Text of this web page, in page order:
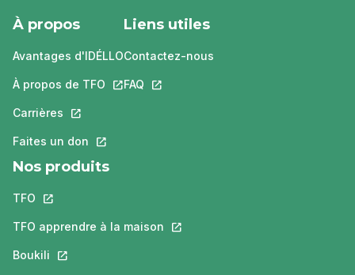
À propos
Avantages d'IDÉLLO
À propos de TFO Ce lien s'ouvrira dans un nouvel onglet.
Carrières Ce lien s'ouvrira dans un nouvel onglet.
Faites un don Ce lien s'ouvrira dans un nouvel onglet.
Liens utiles
Contactez-nous
FAQ Ce lien s'ouvrira dans un nouvel
Nos produits
TFO Ce lien s'ouvrira dans un nouvel onglet.
TFO apprendre à la maison Ce lien s'ouvrira dans un nouvel
Boukili Ce lien s'ouvrira dans un nouvel onglet.